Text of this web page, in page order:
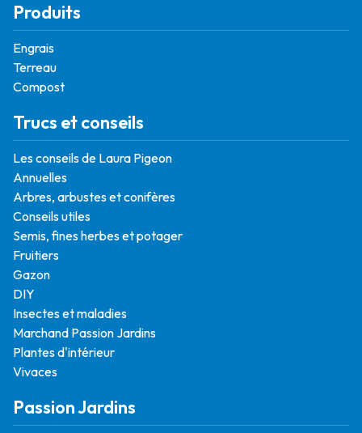
Produits
Engrais
Terreau
Compost
Trucs et conseils
Les conseils de Laura Pigeon
Annuelles
Arbres, arbustes et conifères
Conseils utiles
Semis, fines herbes et potager
Fruitiers
Gazon
DIY
Insectes et maladies
Marchand Passion Jardins
Plantes d'intérieur
Vivaces
Passion Jardins